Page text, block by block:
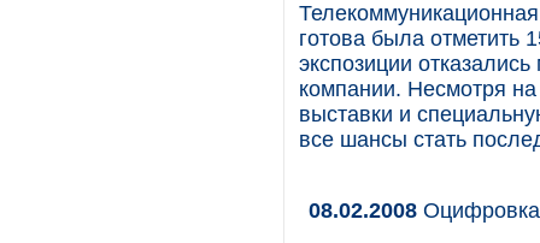
готова была отметить
экспозиции
компании. Несмотря
выставки и
все шансы стать
08.02.2008